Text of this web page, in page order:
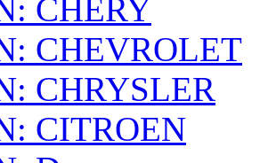
CHERY
CHEVROLET
CHRYSLER
CITROEN